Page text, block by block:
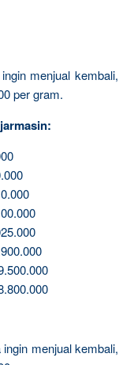
menjual kembali,
per gram.
menjual kembali,